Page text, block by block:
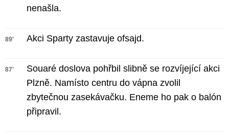
nenašla.
89' Akci Sparty zastavuje ofsajd.
87'
Souaré doslova pohřbil slibně se rozvíjející akci
Plzně. Namísto centru do vápna zvolil
zbytečnou zasekávačku. Eneme ho pak o balón
připravil.